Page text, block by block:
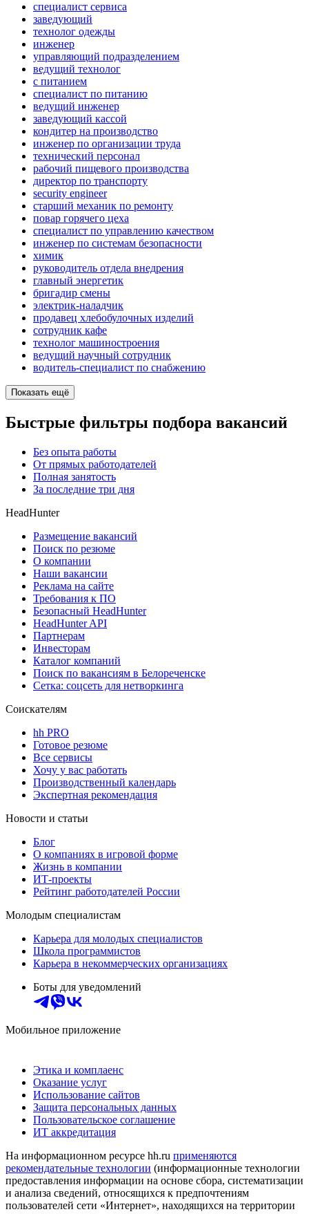
специалист сервиса
заведующий
технолог одежды
инженер
управляющий подразделением
ведущий технолог
с питанием
специалист по питанию
ведущий инженер
заведующий кассой
кондитер на производство
инженер по организации труда
технический персонал
рабочий пищевого производства
директор по транспорту
security engineer
старший механик по ремонту
повар горячего цеха
специалист по управлению качеством
инженер по системам безопасности
химик
руководитель отдела внедрения
главный энергетик
бригадир смены
электрик-наладчик
продавец хлебобулочных изделий
сотрудник кафе
технолог машиностроения
ведущий научный сотрудник
водитель-специалист по снабжению
Показать ещё
Быстрые фильтры подбора вакансий
Без опыта работы
От прямых работодателей
Полная занятость
За последние три дня
HeadHunter
Размещение вакансий
Поиск по резюме
О компании
Наши вакансии
Реклама на сайте
Требования к ПО
Безопасный HeadHunter
HeadHunter API
Партнерам
Инвесторам
Каталог компаний
Поиск по вакансиям в Белореченске
Сетка: соцсеть для нетворкинга
Соискателям
hh PRO
Готовое резюме
Все сервисы
Хочу у вас работать
Производственный календарь
Экспертная рекомендация
Новости и статьи
Блог
О компаниях в игровой форме
Жизнь в компании
ИТ-проекты
Рейтинг работодателей России
Молодым специалистам
Карьера для молодых специалистов
Школа программистов
Карьера в некоммерческих организациях
Боты для уведомлений
Мобильное приложение
Этика и комплаенс
Оказание услуг
Использование сайтов
Защита персональных данных
Пользовательское соглашение
ИТ аккредитация
На информационном ресурсе hh.ru применяются
рекомендательные технологии (информационные технологии
предоставления информации на основе сбора, систематизации
и анализа сведений, относящихся к предпочтениям
пользователей сети «Интернет», находящихся на территории